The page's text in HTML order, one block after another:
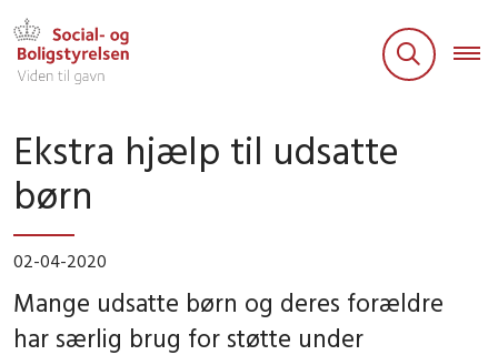
Ekstra hjælp til udsatte
børn
02-04-2020
Mange udsatte børn og deres forældre
har særlig brug for støtte under